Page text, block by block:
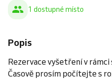
1 dostupné místo
Popis
Rezervace vyšetření v rámci
Časově prosím počítejte s